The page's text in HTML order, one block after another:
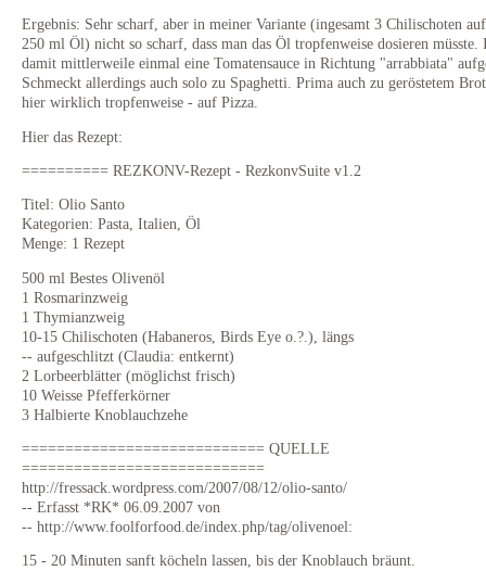
Ergebnis: Sehr scharf, aber in meiner Variante (ingesamt 3 Chilischoten
250 ml Öl) nicht so scharf, dass man das Öl tropfenweise dosieren müsste.
damit mittlerweile einmal eine Tomatensauce in Richtung "arrabbiata"
Schmeckt allerdings auch solo zu Spaghetti. Prima auch zu geröstetem
hier wirklich tropfenweise - auf Pizza.
Hier das Rezept:
========== REZKONV-Rezept - RezkonvSuite v1.2
Titel: Olio Santo
Kategorien: Pasta, Italien, Öl
Menge: 1 Rezept
500 ml Bestes Olivenöl
1 Rosmarinzweig
1 Thymianzweig
10-15 Chilischoten (Habaneros, Birds Eye o.?.), längs
-- aufgeschlitzt (Claudia: entkernt)
2 Lorbeerblätter (möglichst frisch)
10 Weisse Pfefferkörner
3 Halbierte Knoblauchzehe
============================ QUELLE
============================
http://fressack.wordpress.com/2007/08/12/olio-santo/
-- Erfasst *RK* 06.09.2007 von
-- http://www.foolforfood.de/index.php/tag/olivenoel:
15 - 20 Minuten sanft köcheln lassen, bis der Knoblauch bräunt.